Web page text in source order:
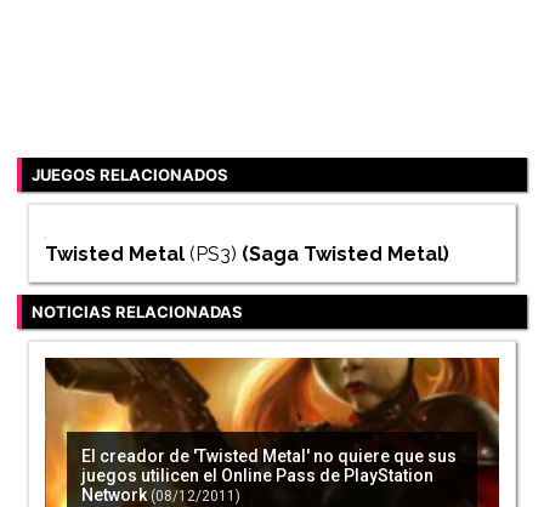
JUEGOS RELACIONADOS
Twisted Metal (PS3) (Saga Twisted Metal)
NOTICIAS RELACIONADAS
El creador de 'Twisted Metal' no quiere que sus
juegos utilicen el Online Pass de PlayStation
Network (08/12/2011)